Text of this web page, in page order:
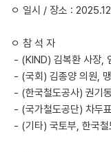
ㅇ 일시 / 장소 :
ㅇ 참 석 자
- (KIND) 김복환 사장,
- (국회) 김종양 의원,
- (한국철도공사) 권기
- (국가철도공단) 차두
- (기타) 국토부, 한국철